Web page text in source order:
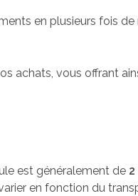
en plusieurs fois
achats, vous offrant
est généralement de
en fonction du